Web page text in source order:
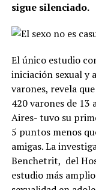
sigue silenciado.
El único estudio
iniciación sexual y
varones, revela
420 varones de 13
Aires- tuvo su
5 puntos menos
amigas. La
Benchetrit, del
estudio más